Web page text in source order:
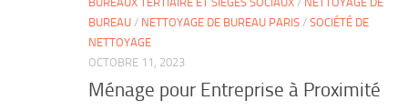
BUREAU / NETTOYAGE DE BUREAU PARIS / SOCIÉTÉ DE
NETTOYAGE
OCTOBRE 11, 2023
Ménage pour Entreprise à Proximité